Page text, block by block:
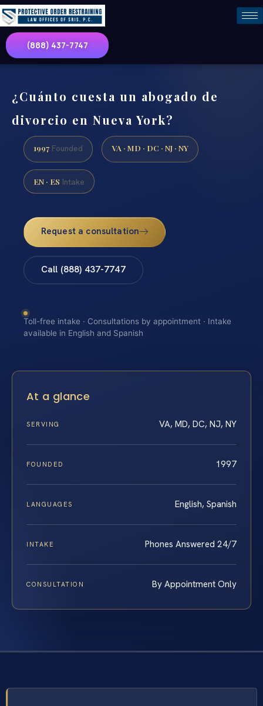
(888) 437-7747
¿Cuánto cuesta un abogado de
divorcio en Nueva York?
1997 Founded VA · MD · DC · NJ · NY
EN · ES Intake
Request a consultation
Call (888) 437-7747
Toll-free intake · Consultations by appointment · Intake
available in English and Spanish
At a glance
SERVING VA, MD, DC, NJ, NY
FOUNDED 1997
LANGUAGES English, Spanish
INTAKE Phones Answered 24/7
CONSULTATION By Appointment Only